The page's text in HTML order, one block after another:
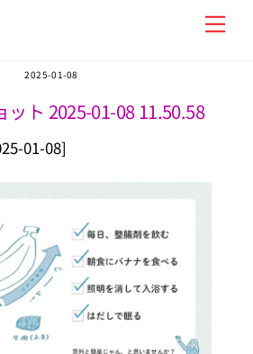
2025-01-08
ット 2025-01-08 11.50.58
01-08]